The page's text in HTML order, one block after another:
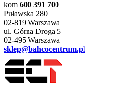
kom 600 391 700
Puławska 280
02-819 Warszawa
ul. Górna Droga 5
02-495 Warszawa
sklep@bahcocentrum.pl